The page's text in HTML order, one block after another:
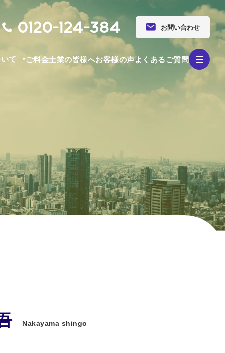
0120-124-384 お問い合わせ
て ご料金士業の皆様へお客様の声よくあるご質問
Nakayama shingo